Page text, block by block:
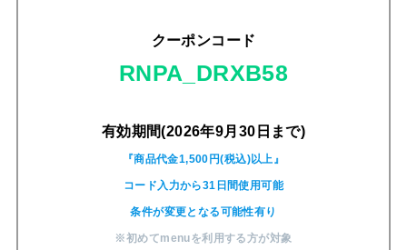
クーポンコード
RNPA_DRXB58
有効期間(2026年9月30日まで)
『商品代金1,500円(税込)以上』
コード入力から31日間使用可能
条件が変更となる可能性有り
※初めてmenuを利用する方が対象